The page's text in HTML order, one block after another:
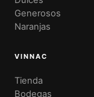
Generosos
Naranjas
VINNAC
Tienda
Bodegas